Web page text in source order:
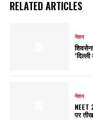
RELATED ARTICLES
नेशन
नेशन
NEET
पर